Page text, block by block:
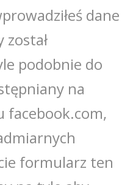
dane
podobnie do
na
facebook.com,
formularz ten